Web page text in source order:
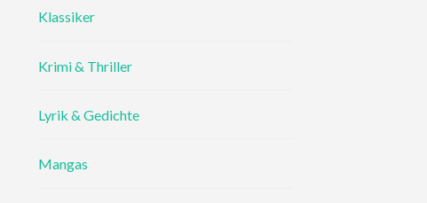
Klassiker
Krimi & Thriller
Lyrik & Gedichte
Mangas